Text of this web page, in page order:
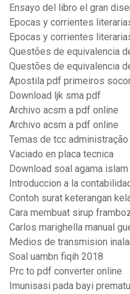
Ensayo del libro el gran
Epocas y corrientes
Epocas y corrientes
Questões de equivalencia
Questões de equivalencia
Apostila pdf primeiros
Download ljk sma pdf
Archivo acsm a pdf online
Archivo acsm a pdf online
Temas de tcc
Vaciado en placa tecnica
Download soal agama
Introduccion a la
Contoh surat keterangan
Cara membuat sirup
Carlos marighella manual
Medios de transmision
Soal uambn fiqih 2018
Prc to pdf converter online
Imunisasi pada bayi